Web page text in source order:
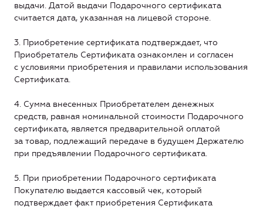
выдачи. Датой выдачи Подарочного сертификата
считается дата, указанная на лицевой стороне.
3. Приобретение сертификата подтверждает, что
Приобретатель Сертификата ознакомлен и согласен
с условиями приобретения и правилами использования
Сертификата.
4. Сумма внесенных Приобретателем денежных
средств, равная номинальной стоимости Подарочного
сертификата, является предварительной оплатой
за товар, подлежащий передаче в будущем Держателю
при предъявлении Подарочного сертификата.
5. При приобретении Подарочного сертификата
Покупателю выдается кассовый чек, который
подтверждает факт приобретения Сертификата